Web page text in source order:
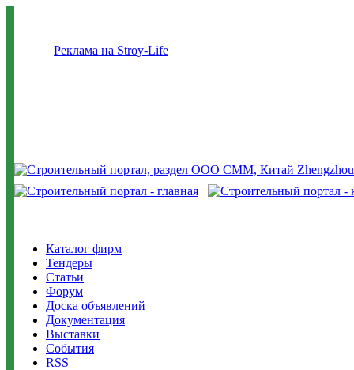
Реклама на Stroy-Life
Каталог фирм
Тендеры
Статьи
Форум
Доска объявлений
Документация
Выставки
События
RSS